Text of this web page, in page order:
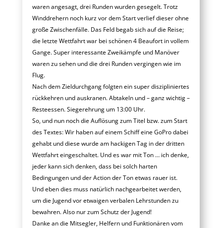
waren angesagt, drei Runden wurden gesegelt. Trotz
Winddrehern noch kurz vor dem Start verlief dieser ohne
große Zwischenfälle. Das Feld begab sich auf die Reise;
die letzte Wettfahrt war bei schönen 4 Beaufort in vollem
Gange. Super interessante Zweikämpfe und Manöver
waren zu sehen und die drei Runden vergingen wie im
Flug.
Nach dem Zieldurchgang folgten ein super diszipliniertes
rückkehren und auskranen. Abtakeln und – ganz wichtig –
Resteessen. Siegerehrung um 13:00 Uhr.
So, und nun noch die Auflösung zum Titel bzw. zum Start
des Textes: Wir haben auf einem Schiff eine GoPro dabei
gehabt und diese wurde am hackigen Tag in der dritten
Wettfahrt eingeschaltet. Und es war mit Ton … ich denke,
jeder kann sich denken, dass bei solch harten
Bedingungen und der Action der Ton etwas rauer ist.
Und eben dies muss natürlich nachgearbeitet werden,
um die Jugend vor etwaigen verbalen Lehrstunden zu
bewahren. Also nur zum Schutz der Jugend!
Danke an die Mitsegler, Helfern und Funktionären vom